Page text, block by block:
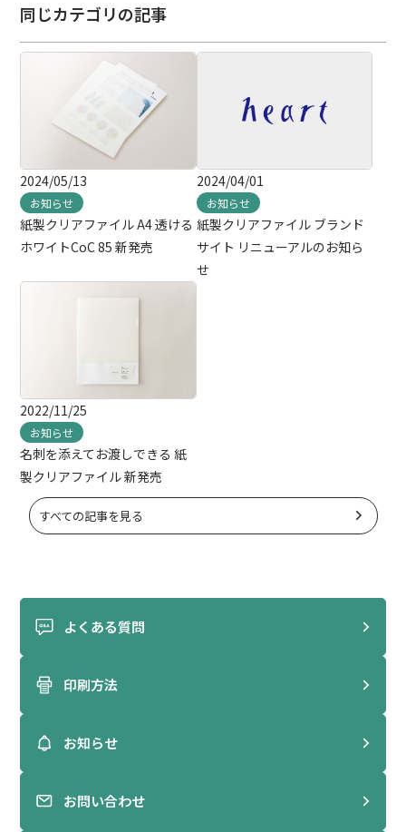
同じカテゴリの記事
2024/05/13
お知らせ
紙製クリアファイル A4 透ける
ホワイトCoC 85 新発売
2024/04/01
お知らせ
紙製クリアファイル ブランド
サイト リニューアルのお知ら
せ
2022/11/25
お知らせ
名刺を添えてお渡しできる 紙
製クリアファイル 新発売
すべての記事を見る
よくある質問
印刷方法
お知らせ
お問い合わせ